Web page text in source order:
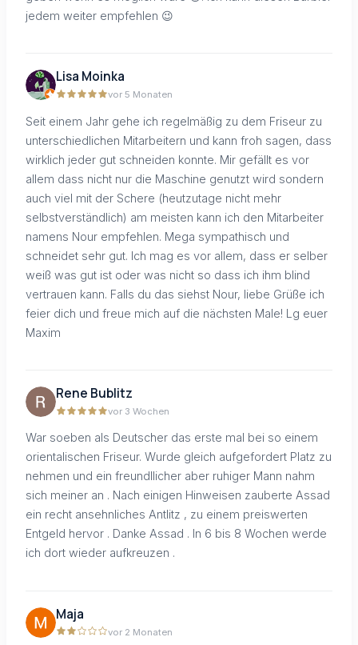
jedem weiter empfehlen 😉
Lisa Moinka
vor 5 Monaten
Seit einem Jahr gehe ich regelmäßig zu dem Friseur zu
unterschiedlichen Mitarbeitern und kann froh sagen, dass
wirklich jeder gut schneiden konnte. Mir gefällt es vor
allem dass nicht nur die Maschine genutzt wird sondern
auch viel mit der Schere (heutzutage nicht mehr
selbstverständlich) am meisten kann ich den Mitarbeiter
namens Nour empfehlen. Mega sympathisch und
schneidet sehr gut. Ich mag es vor allem, dass er selber
weiß was gut ist oder was nicht so dass ich ihm blind
vertrauen kann. Falls du das siehst Nour, liebe Grüße ich
feier dich und freue mich auf die nächsten Male! Lg euer
Maxim
Rene Bublitz
vor 3 Wochen
War soeben als Deutscher das erste mal bei so einem
orientalischen Friseur. Wurde gleich aufgefordert Platz zu
nehmen und ein freundllicher aber ruhiger Mann nahm
sich meiner an . Nach einigen Hinweisen zauberte Assad
ein recht ansehnliches Antlitz , zu einem preiswerten
Entgeld hervor . Danke Assad . In 6 bis 8 Wochen werde
ich dort wieder aufkreuzen .
Maja
vor 2 Monaten